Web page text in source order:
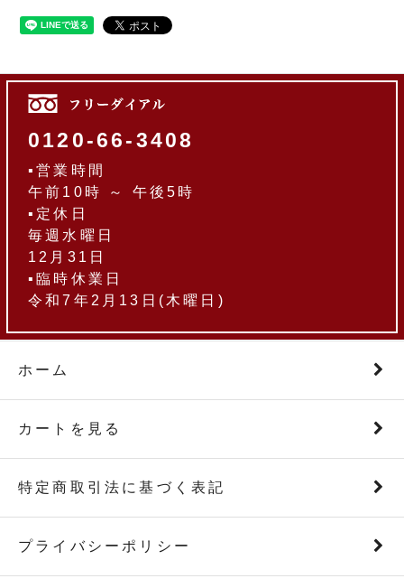
0120-66-3408
▪営業時間
午前10時 ～ 午後5時
▪定休日
毎週水曜日
12月31日
▪臨時休業日
令和7年2月13日(木曜日)
ホーム
カートを見る
特定商取引法に基づく表記
プライバシーポリシー